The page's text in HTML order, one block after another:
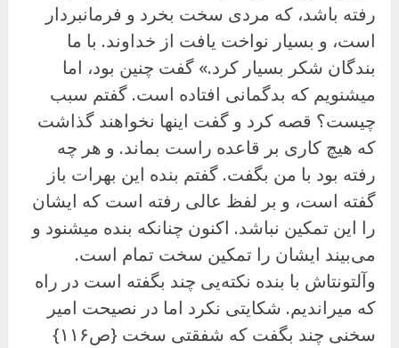
رفته باشد، که مردی سخت بخرد و فرمانبردار
است، و بسیار نواخت یافت از خداوند. با ما
بندگان شکر بسیار کرد.» گفت چنین بود، اما
میشنویم که بدگمانی افتاده است. گفتم سبب
چیست؟ قصه کرد و گفت اینها نخواهند گذاشت
که هیچ کاری بر قاعده راست بماند. و هر چه
رفته بود با من بگفت. گفتم بنده این بهرات باز
گفته است، و بر لفظ عالی رفته است که ایشان
را این تمکین نباشد. اکنون چنانکه بنده میشنود و
می‌بیند ایشان را تمکین سخت تمام است.
وآلتونتاش با بنده نکته‌یی چند بگفته است در راه
که میراندیم. شکایتی نکرد اما در نصیحت امیر
سخنی چند بگفت که شفقتی سخت {ص۱۱۶}